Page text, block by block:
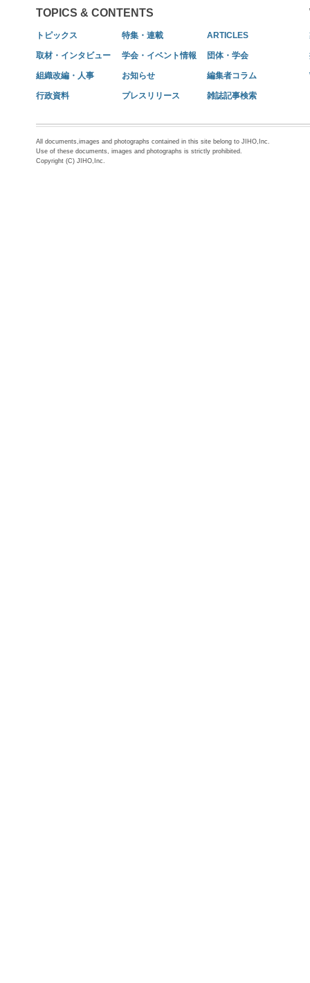
TOPICS & CONTENTS
トピックス 特集・連載 ARTICLES
取材・インタビュー 学会・イベント情報 団体・学会
組織改編・人事 お知らせ 編集者コラム
行政資料 プレスリリース 雑誌記事検索
All documents,images and photographs contained in this site belong to JIHO,Inc.
Use of these documents, images and photographs is strictly prohibited.
Copyright (C) JIHO,Inc.